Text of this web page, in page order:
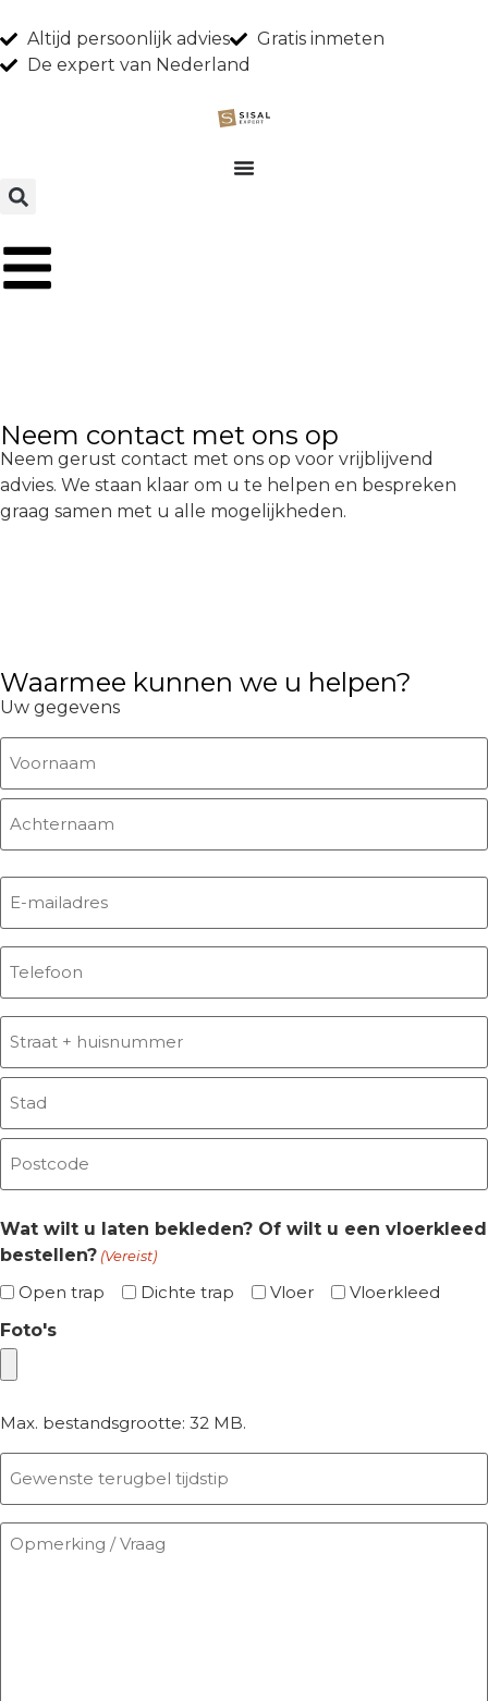
Altijd persoonlijk advies
Gratis inmeten
De expert van Nederland
Neem contact met ons op
Neem gerust contact met ons op voor vrijblijvend
advies. We staan klaar om u te helpen en bespreken
graag samen met u alle mogelijkheden.
Waarmee kunnen we u helpen?
Uw gegevens
E-
mailadres
Telefoon
(Vereist)
Wat wilt u laten bekleden? Of wilt u een vloerkleed
bestellen? (Vereist)
Open trap Dichte trap Vloer
Vloerkleed
Foto's
Max. bestandsgrootte: 32 MB.
Gewenste
terugbel
Opmerking